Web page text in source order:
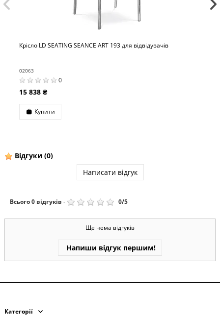
LD SEATING SEANCE ART 193 для відвідувачів
0
Відгуки (0)
Написати відгук
Всього0 відгуків - 0/5
Ще нема відгуків
Напиши відгук першим!
Категорії